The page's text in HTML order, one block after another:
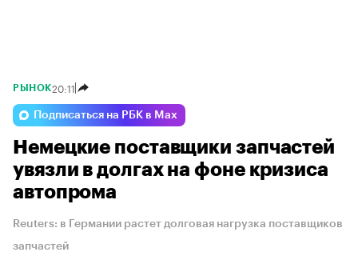
РЫНОК20:11
Подписаться на РБК в Max
Немецкие поставщики запчастей
увязли в долгах на фоне кризиса
автопрома
Reuters: в Германии растет долговая нагрузка поставщиков
запчастей